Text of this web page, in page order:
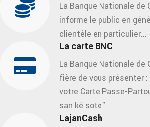
La Banque Nationale de
informe le public en
clientèle en particulier...
La carte BNC
La Banque Nationale de
fière de vous présenter :
votre Carte Passe-
san kè sote"
LajanCash